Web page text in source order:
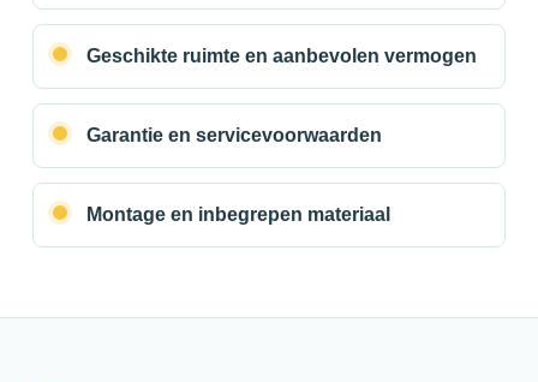
Geschikte ruimte en aanbevolen vermogen
Garantie en servicevoorwaarden
Montage en inbegrepen materiaal